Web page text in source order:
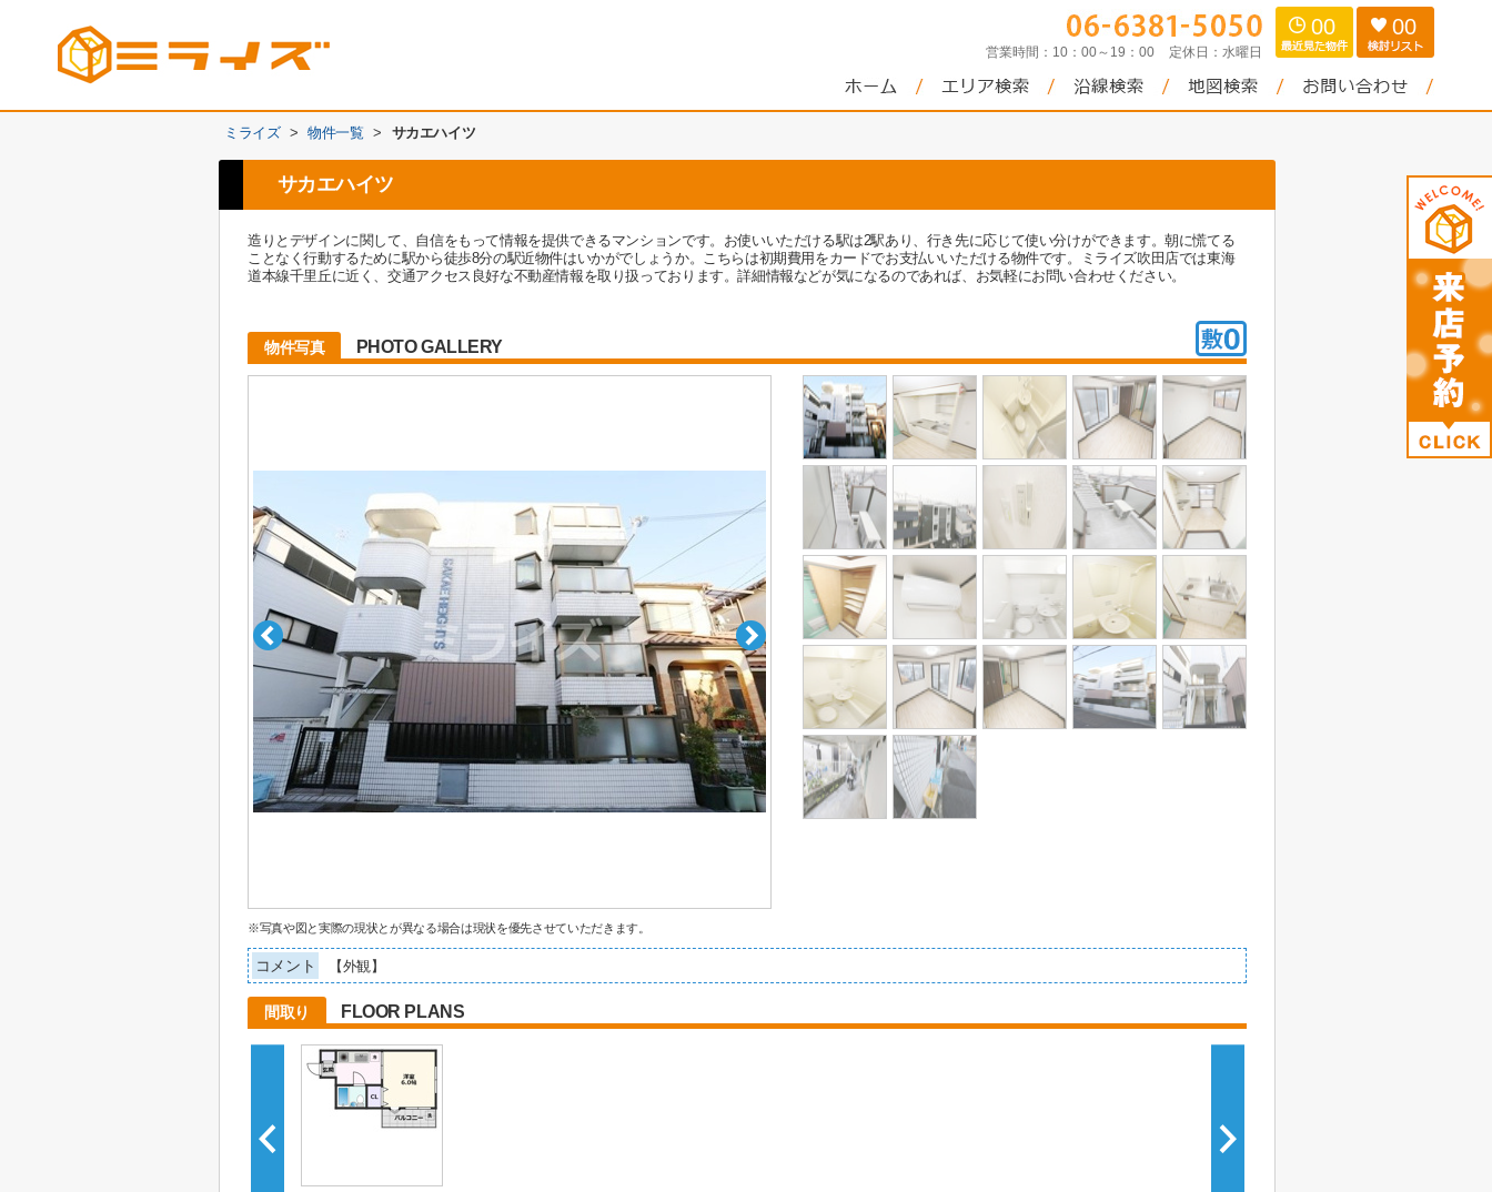
営業時間： 10：00～19：00 定休日： 水曜日
00 00
ミライズ > 物件一覧 > サカエハイツ
サカエハイツ
造りとデザインに関して、自信をもって情報を提供できるマンションです。お使いいただける駅は2駅あり、行き先に応じて使い分けができます。朝に慌てる
ことなく行動するために駅から徒歩8分の駅近物件はいかがでしょうか。こちらは初期費用をカードでお支払いいただける物件です。ミライズ吹田店では東海
道本線千里丘に近く、交通アクセス良好な不動産情報を取り扱っております。詳細情報などが気になるのであれば、お気軽にお問い合わせください。
物件写真 PHOTO GALLERY
※写真や図と実際の現状とが異なる場合は現状を優先させていただきます。
コメント 【外観】
間取り FLOOR PLANS